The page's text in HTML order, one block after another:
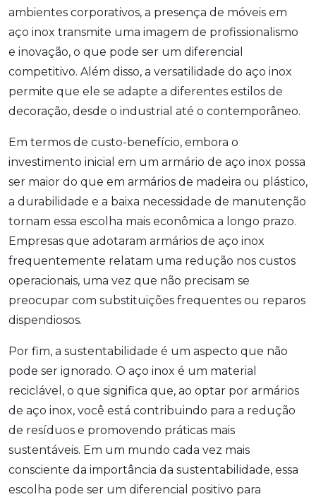
ambientes corporativos, a presença de móveis em
aço inox transmite uma imagem de profissionalismo
e inovação, o que pode ser um diferencial
competitivo. Além disso, a versatilidade do aço inox
permite que ele se adapte a diferentes estilos de
decoração, desde o industrial até o contemporâneo.
Em termos de custo-benefício, embora o
investimento inicial em um armário de aço inox possa
ser maior do que em armários de madeira ou plástico,
a durabilidade e a baixa necessidade de manutenção
tornam essa escolha mais econômica a longo prazo.
Empresas que adotaram armários de aço inox
frequentemente relatam uma redução nos custos
operacionais, uma vez que não precisam se
preocupar com substituições frequentes ou reparos
dispendiosos.
Por fim, a sustentabilidade é um aspecto que não
pode ser ignorado. O aço inox é um material
reciclável, o que significa que, ao optar por armários
de aço inox, você está contribuindo para a redução
de resíduos e promovendo práticas mais
sustentáveis. Em um mundo cada vez mais
consciente da importância da sustentabilidade, essa
escolha pode ser um diferencial positivo para